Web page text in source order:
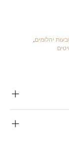
יהלומים,